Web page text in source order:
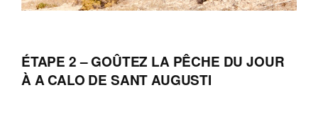
ÉTAPE 2– GOÛTEZ LA PÊCHE DU JOUR
À A CALO DE SANT AUGUSTI